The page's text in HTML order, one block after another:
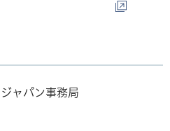
ャパン事務局